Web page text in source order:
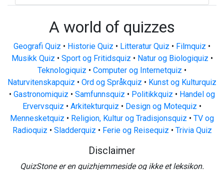
A world of quizzes
Geografi Quiz • Historie Quiz • Litteratur Quiz • Filmquiz •
Musikk Quiz • Sport og Fritidsquiz • Natur og Biologiquiz •
Teknologiquiz • Computer og Internetquiz •
Naturvitenskapquiz • Ord og Språkquiz • Kunst og Kulturquiz
• Gastronomiquiz • Samfunnsquiz • Politikkquiz • Handel og
Ervervsquiz • Arkitekturquiz • Design og Motequiz •
Mennesketquiz • Religion, Kultur og Tradisjonsquiz • TV og
Radioquiz • Sladderquiz • Ferie og Reisequiz • Trivia Quiz
Disclaimer
QuizStone er en quizhjemmeside og ikke et leksikon.